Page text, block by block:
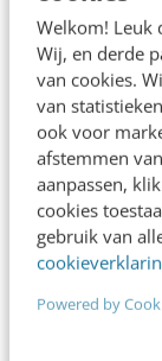
Welkom! Leuk
Wij, en derde
van cookies.
van
ook voor
afstemmen
aanpassen,
cookies
gebruik van
Powered by
Meer weten